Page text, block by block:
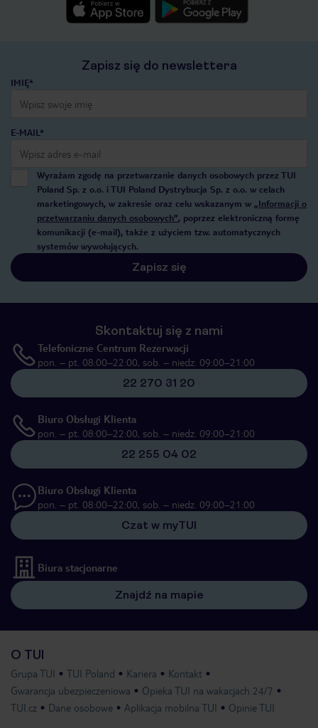
Zapisz się do newslettera
IMIĘ*
E-MAIL*
Wyrażam zgodę na przetwarzanie danych osobowych przez TUI
Poland Sp. z o.o. i TUI Poland Dystrybucja Sp. z o.o. w celach
marketingowych, w zakresie oraz celu wskazanym w „Informacji o
przetwarzaniu danych osobowych”, poprzez elektroniczną formę
komunikacji (e-mail), także z użyciem tzw. automatycznych
systemów wywołujących.
Zapisz się
Skontaktuj się z nami
Telefoniczne Centrum Rezerwacji
pon. – pt. 08:00–22:00, sob. – niedz. 09:00–21:00
22 270 31 20
Biuro Obsługi Klienta
pon. – pt. 08:00–22:00, sob. – niedz. 09:00–21:00
22 255 04 02
Biuro Obsługi Klienta
pon. – pt. 08:00–22:00, sob. – niedz. 09:00–21:00
Czat w myTUI
Biura stacjonarne
Znajdź na mapie
O TUI
Grupa TUI TUI Poland Kariera
Kontakt
Gwarancja ubezpieczeniowa
Opieka TUI na wakacjach 24/7
TUI.cz
Dane osobowe Aplikacja mobilna TUI Opinie TUI